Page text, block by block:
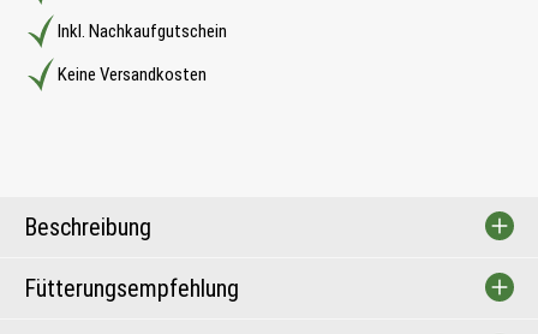
Inkl. Nachkaufgutschein
Keine Versandkosten
Beschreibung
Fütterungsempfehlung